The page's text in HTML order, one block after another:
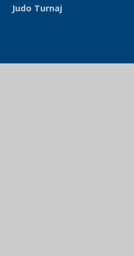
Judo Turnaj